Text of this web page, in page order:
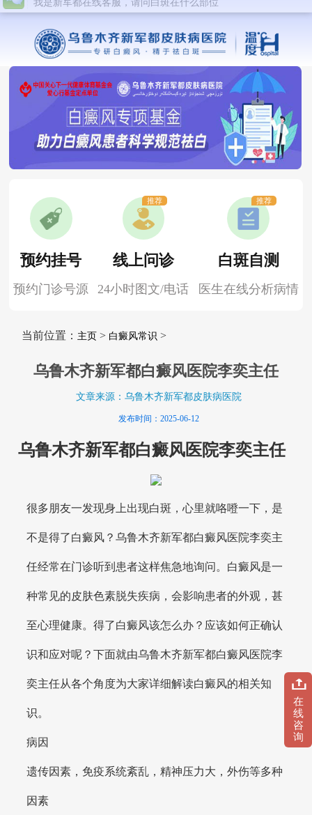
预约挂号
预约门诊号源
线上问诊
24小时图文/电话
推荐
白斑自测
医生在线分析病情
推荐
当前位置： 主页> 白癜风常识 >
乌鲁木齐新军都白癜风医院李奕主任
文章来源：乌鲁木齐新军都皮肤病医院
发布时间：2025-06-12
乌鲁木齐新军都白癜风医院李奕主任
很多朋友一发现身上出现白斑，心里就咯噔一下，是
不是得了白癜风？乌鲁木齐新军都白癜风医院李奕主
任经常在门诊听到患者这样焦急地询问。白癜风是一
种常见的皮肤色素脱失疾病，会影响患者的外观，甚
至心理健康。得了白癜风该怎么办？应该如何正确认
识和应对呢？下面就由乌鲁木齐新军都白癜风医院李
奕主任从各个角度为大家详细解读白癜风的相关知
识。
病因
遗传因素，免疫系统紊乱，精神压力大，外伤等多种
因素
在
线
咨
询